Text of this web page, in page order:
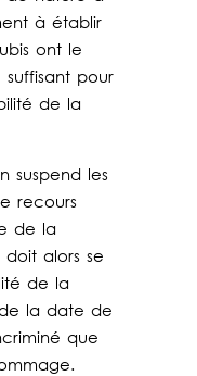
à établir
ont le
pour
de la
suspend les
recours
de la
doit alors se
de la
la date de
que